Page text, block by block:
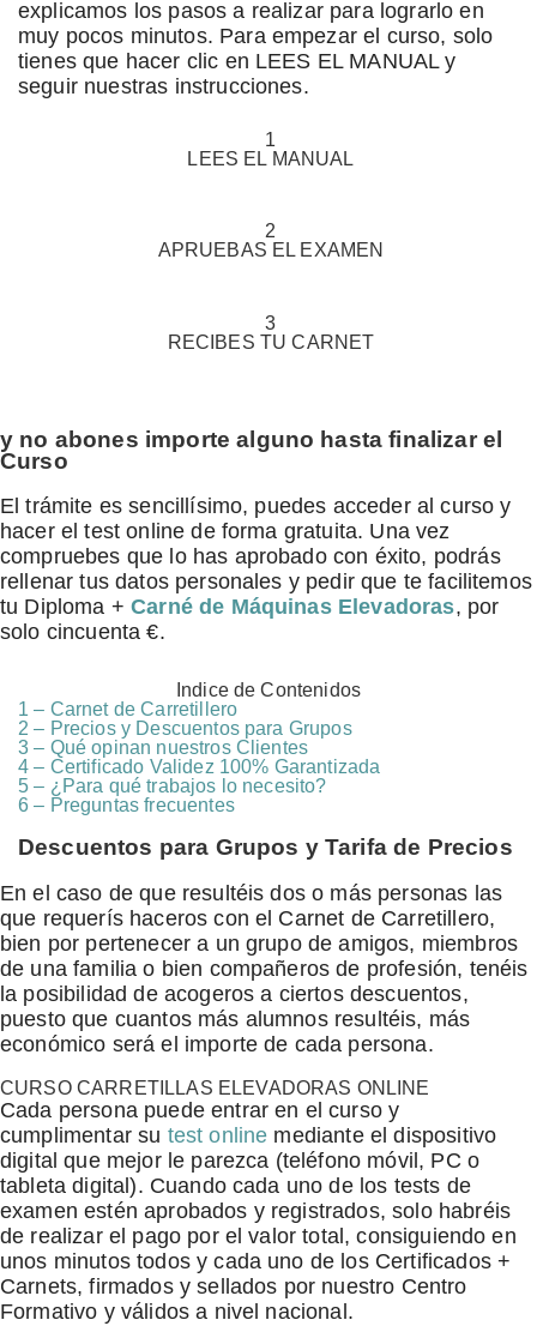
explicamos los pasos a realizar para lograrlo en
muy pocos minutos. Para empezar el curso, solo
tienes que hacer clic en LEES EL MANUAL y
seguir nuestras instrucciones.
1
LEES EL MANUAL
2
APRUEBAS EL EXAMEN
3
RECIBES TU CARNET
y no abones importe alguno hasta finalizar el
Curso
El trámite es sencillísimo, puedes acceder al curso y
hacer el test online de forma gratuita. Una vez
compruebes que lo has aprobado con éxito, podrás
rellenar tus datos personales y pedir que te facilitemos
tu Diploma +Carné de Máquinas Elevadoras, por
solo cincuenta €.
Indice de Contenidos
1 – Carnet de Carretillero
2 – Precios y Descuentos para Grupos
3 – Qué opinan nuestros Clientes
4 – Certificado Validez 100% Garantizada
5 – ¿Para qué trabajos lo necesito?
6 – Preguntas frecuentes
Descuentos para Grupos y Tarifa de Precios
En el caso de que resultéis dos o más personas las
que requerís haceros con el Carnet de Carretillero,
bien por pertenecer a un grupo de amigos, miembros
de una familia o bien compañeros de profesión, tenéis
la posibilidad de acogeros a ciertos descuentos,
puesto que cuantos más alumnos resultéis, más
económico será el importe de cada persona.
CURSO CARRETILLAS ELEVADORAS ONLINE
Cada persona puede entrar en el curso y
cumplimentar su test online mediante el dispositivo
digital que mejor le parezca (teléfono móvil, PC o
tableta digital). Cuando cada uno de los tests de
examen estén aprobados y registrados, solo habréis
de realizar el pago por el valor total, consiguiendo en
unos minutos todos y cada uno de los Certificados +
Carnets, firmados y sellados por nuestro Centro
Formativo y válidos a nivel nacional.